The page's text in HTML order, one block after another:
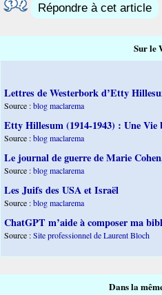
Répondre à cet article
Sur le
Lettres de Westerbork d’Etty
Source :blog maclarema
Etty Hillesum (1914-1943) : Une Vie
Source :blog maclarema
Le journal de guerre de Marie
Source :blog maclarema
Les Juifs des USA et Israël
Source :blog maclarema
ChatGPT m’aide à composer ma
Source :Site professionnel de Laurent Bloch
Dans la